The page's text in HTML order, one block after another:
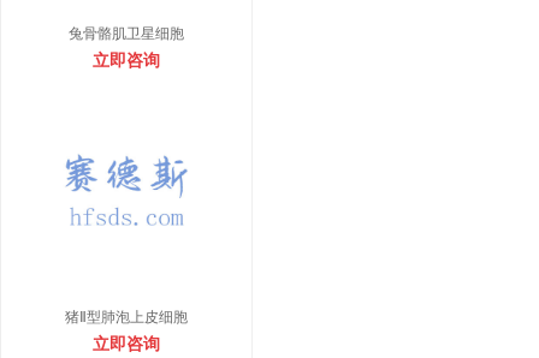
兔骨骼肌卫星细胞
立即咨询
猪Ⅱ型肺泡上皮细胞
立即咨询